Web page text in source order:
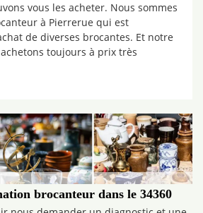
vous les acheter. Nous sommes
à Pierrerue qui est
de diverses brocantes. Et notre
toujours à prix très
brocanteur dans le 34360